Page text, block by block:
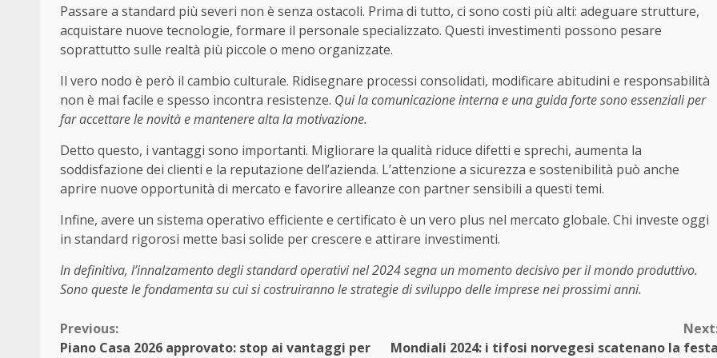
Passare a standard più severi non è senza ostacoli. Prima di tutto, ci sono costi più alti: adeguare strutture,
acquistare nuove tecnologie, formare il personale specializzato. Questi investimenti possono pesare
soprattutto sulle realtà più piccole o meno organizzate.
Il vero nodo è però il cambio culturale. Ridisegnare processi consolidati, modificare abitudini e responsabilità
non è mai facile e spesso incontra resistenze. Qui la comunicazione interna e una guida forte sono essenziali per
far accettare le novità e mantenere alta la motivazione.
Detto questo, i vantaggi sono importanti. Migliorare la qualità riduce difetti e sprechi, aumenta la
soddisfazione dei clienti e la reputazione dell’azienda. L’attenzione a sicurezza e sostenibilità può anche
aprire nuove opportunità di mercato e favorire alleanze con partner sensibili a questi temi.
Infine, avere un sistema operativo efficiente e certificato è un vero plus nel mercato globale. Chi investe oggi
in standard rigorosi mette basi solide per crescere e attirare investimenti.
In definitiva, l’innalzamento degli standard operativi nel 2024 segna un momento decisivo per il mondo produttivo.
Sono queste le fondamenta su cui si costruiranno le strategie di sviluppo delle imprese nei prossimi anni.
Continue
Previous:
Piano Casa 2026 approvato: stop ai vantaggi per
Mondiali 2024: i tifosi norvegesi scatenano la